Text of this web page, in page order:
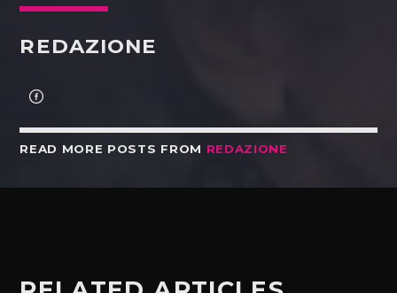
REDAZIONE
READ MORE POSTS FROM REDAZIONE